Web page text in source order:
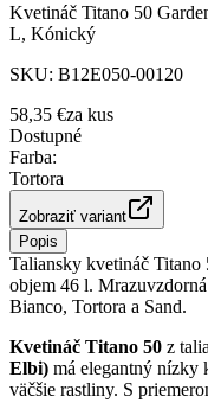
Kvetináč Titano 50
L, Kónický
SKU: B12E050-00120
58,35 €za kus
Dostupné
Farba:
Tortora
Zobraziť variant
Popis
Taliansky kvetináč
objem 46 l.
Bianco, Tortora a Sand.
Kvetináč Titano 50 z
Elbi) má elegantný
väčšie rastliny. S